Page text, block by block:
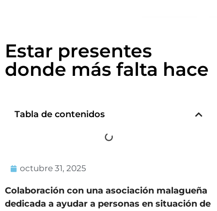
Estar presentes
donde más falta hace
Tabla de contenidos
octubre 31, 2025
Colaboración con una asociación malagueña
dedicada a ayudar a personas en situación de